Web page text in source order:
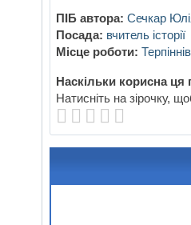
ПІБ автора: Сечкар
Посада: вчитель історії
Місце роботи:
Наскільки корисна ця
Натисніть на зірочку,